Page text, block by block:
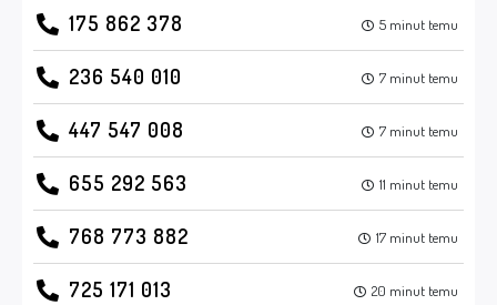
175 862 378 5 minut temu
236 540 010 7 minut temu
447 547 008 7 minut temu
655 292 563 11 minut temu
768 773 882 17 minut temu
725 171 013 20 minut temu